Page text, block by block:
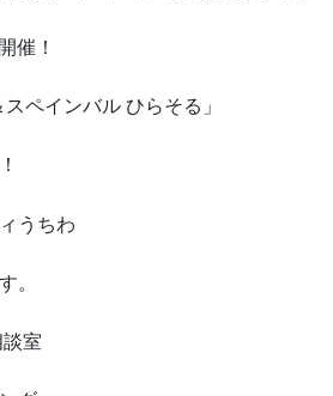
催！
ペインバル ひらそる」
うちわ
。
室